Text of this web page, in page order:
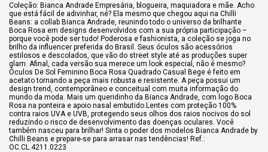
Coleção: Bianca Andrade Empresária, blogueira, maquiadora e mãe. Acho
que está fácil de adivinhar, né? Ela mesmo que chegou aqui na Chilli
Beans: a collab Bianca Andrade, reunindo todo o universo da brilhante
Boca Rosa em designs desenvolvidos com a sua própria participação –
porque você pode ser tudo! Poderosa e fashionista, a coleção se joga no
brilho da influencer preferida do Brasil. Seus óculos são acessórios
estilosos e descolados, que vão do street style até as produções super
glam. Afinal, cada versão sua merece um look especial, não é mesmo?
Óculos De Sol Feminino Boca Rosa Quadrado Casual Bege é feito em
acetato tornando a peça mais robusta e resistente. A peça possui um
design trend, contemporâneo e conceitual com muita informação do
mundo da moda. Mais um queridinho da Bianca Andrade, com logo Boca
Rosa na ponteira e apoio nasal embutido.Lentes com proteção 100%
contra raios UVA e UVB, protegendo seus olhos dos raios nocivos do sol
reduzindo o risco de desenvolvimento das doenças oculares. Você
também nasceu para brilhar! Sinta o poder dos modelos Bianca Andrade by
Chilli Beans e prepare-se para arrasar nas tendências! Ref.:
OC.CL.4211.0223